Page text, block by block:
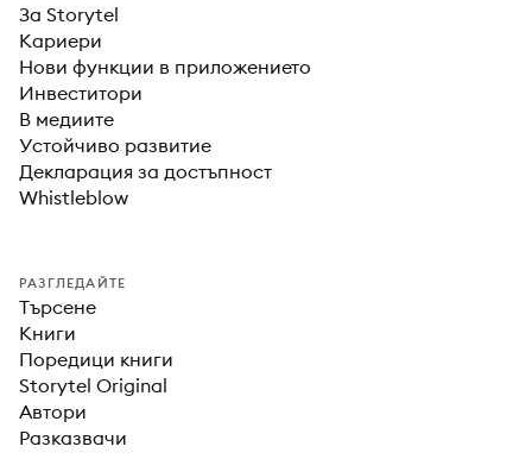
За Storytel
Кариери
Нови функции в приложението
Инвеститори
В медиите
Устойчиво развитие
Декларация за достъпност
Whistleblow
РАЗГЛЕДАЙТЕ
Търсене
Книги
Поредици книги
Storytel Original
Автори
Разказвачи